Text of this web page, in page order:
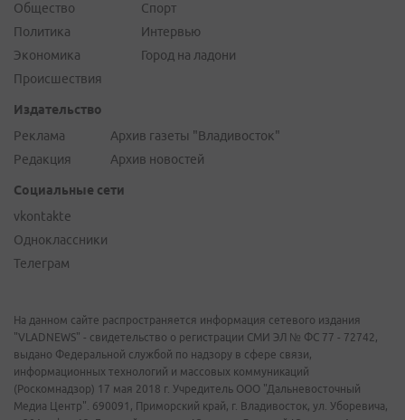
Общество
Политика
Экономика
Происшествия
Спорт
Интервью
Город на ладони
Издательство
Реклама
Редакция
Архив газеты "Владивосток"
Архив новостей
Социальные сети
vkontakte
Одноклассники
Телеграм
На данном сайте распространяется информация сетевого издания
"VLADNEWS" - свидетельство о регистрации СМИ ЭЛ № ФС 77 - 72742,
выдано Федеральной службой по надзору в сфере связи,
информационных технологий и массовых коммуникаций
(Роскомнадзор) 17 мая 2018 г. Учредитель ООО "Дальневосточный
Медиа Центр". 690091, Приморский край, г. Владивосток, ул. Уборевича,